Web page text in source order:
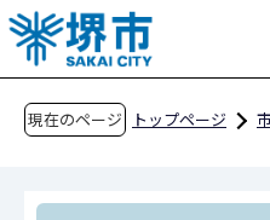
こ
の
ペ
現在のページ トップページ
都市計画提案